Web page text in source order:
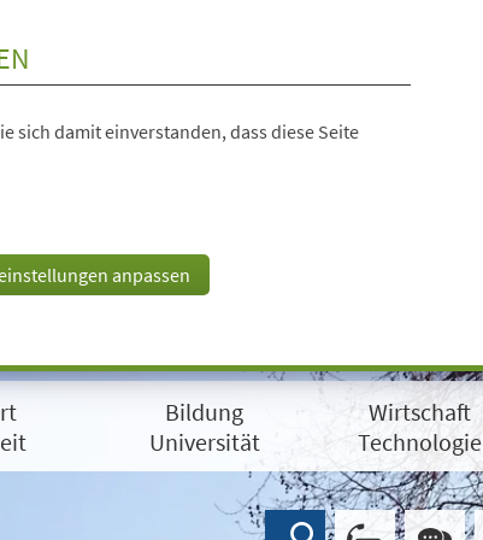
sich damit einverstanden, dass diese Seite
anpassen
Bildung
Universität
Wirtschaft
Technologie